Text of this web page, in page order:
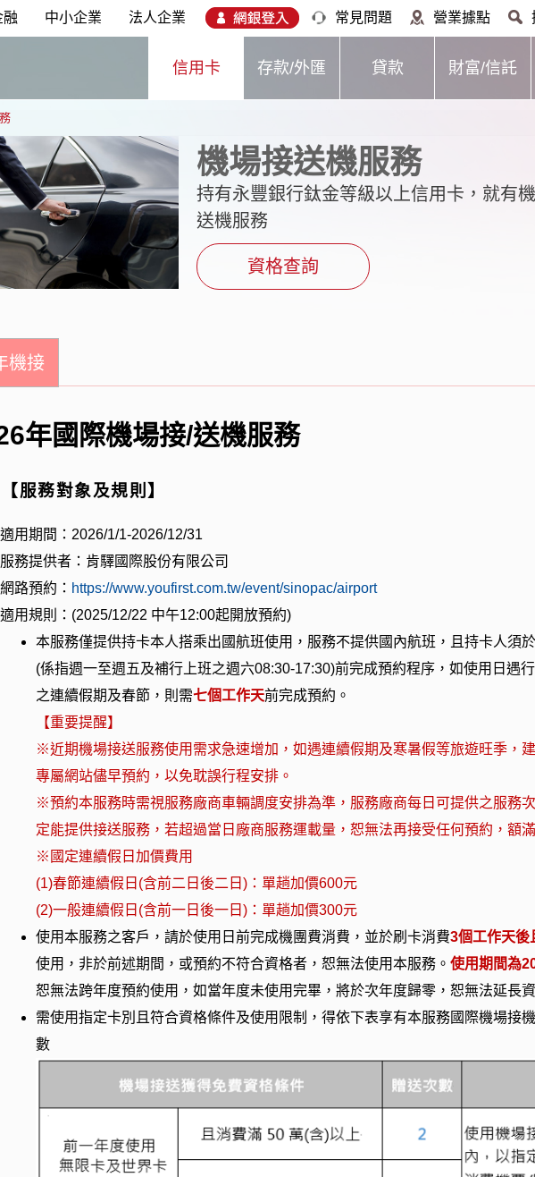
融 中小企業 法人企業 常見問題 營業據點
信用卡 存款/外匯 貸款 財富/信託
機場接送機服務
持有永豐銀行鈦金等級以上信用卡，就有
送機服務
資格查詢
機接
年國際機場接/送機服務
服務對象及規則】
適用期間：2026/1/1-2026/12/31
服務提供者：肯驛國際股份有限公司
網路預約： https://www.youfirst.com.tw/event/sinopac/airport
適用規則： (2025/12/22 中午12:00起開放預約)
本服務僅提供持卡本人搭乘出國航班使用，服務不提供國內航班，且持卡人須
(係指週一至週五及補行上班之週六08:30-17:30)前完成預約程序，如使用日遇
之連續假期及春節，則需七個工作天前完成預約。
【重要提醒】
※近期機場接送服務使用需求急速增加，如遇連續假期及寒暑假等旅遊旺季，
專屬網站儘早預約，以免耽誤行程安排。
※預約本服務時需視服務廠商車輛調度安排為準，服務廠商每日可提供之服務
定能提供接送服務，若超過當日廠商服務運載量，恕無法再接受任何預約，額
※國定連續假日加價費用
(1)春節連續假日(含前二日後二日)：單趟加價600元
(2)一般連續假日(含前一日後一日)：單趟加價300元
使用本服務之客戶，請於使用日前完成機團費消費，並於刷卡消費3個工作天後
使用，非於前述期間，或預約不符合資格者，恕無法使用本服務。使用期間為
恕無法跨年度預約使用，如當年度未使用完畢，將於次年度歸零，恕無法延長資
需使用指定卡別且符合資格條件及使用限制，得依下表享有本服務國際機場接
數